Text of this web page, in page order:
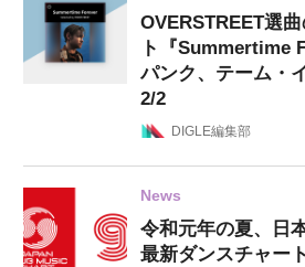
OVERSTREET選
ト『Summertime
パンク、テーム・
2/2
DIGLE編集部
News
令和元年の夏、日
最新ダンスチャー